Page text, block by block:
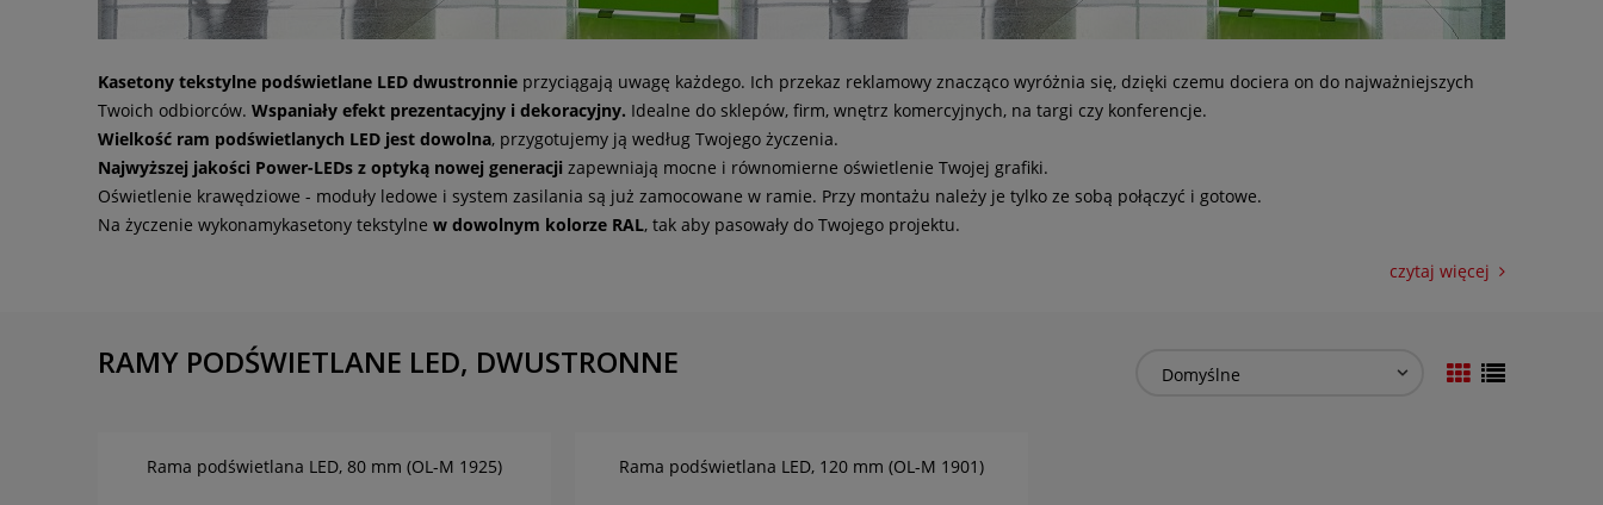
Kasetony tekstylne podświetlane LED dwustronnie przyciągają uwagę każdego. Ich przekaz reklamowy znacząco wyróżnia się, dzięki czemu dociera on do najważniejszych
Twoich odbiorców. Wspaniały efekt prezentacyjny i dekoracyjny. Idealne do sklepów, firm, wnętrz komercyjnych, na targi czy konferencje.
Wielkość ram podświetlanych LED jest dowolna, przygotujemy ją według Twojego życzenia.
Najwyższej jakości Power-LEDs z optyką nowej generacji zapewniają mocne i równomierne oświetlenie Twojej grafiki.
Oświetlenie krawędziowe - moduły ledowe i system zasilania są już zamocowane w ramie. Przy montażu należy je tylko ze sobą połączyć i gotowe.
Na życzenie wykonamykasetony tekstylne w dowolnym kolorze RAL, tak aby pasowały do Twojego projektu.
że produkt i wszystkie jego komponenty znajdują się w czołówce technologii i bezpieczne w użyciu. Surowe zasady testowania gwarantują maksymalne bezpieczeństwo dla
RAMY PODŚWIETLANE LED, DWUSTRONNE
Rama podświetlana LED, 80 mm (OL-M 1925) Rama podświetlana LED, 120 mm (OL-M 1901)